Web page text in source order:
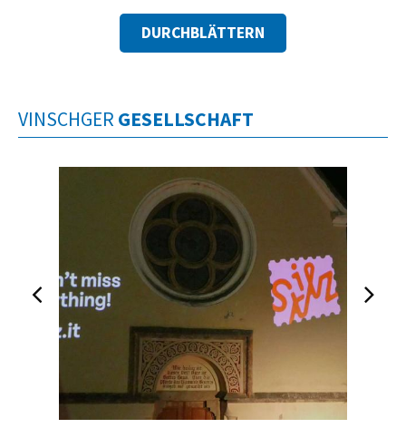
DURCHBLÄTTERN
VINSCHGER GESELLSCHAFT